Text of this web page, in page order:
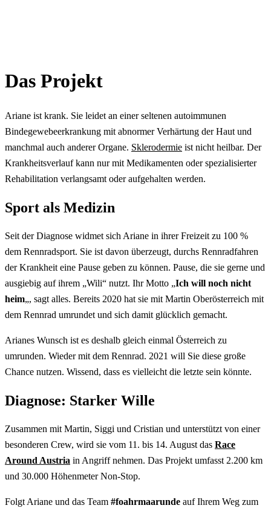
Das Projekt
Ariane ist krank. Sie leidet an einer seltenen autoimmunen
Bindegewebeerkrankung mit abnormer Verhärtung der Haut und
manchmal auch anderer Organe. Sklerodermie ist nicht heilbar. Der
Krankheitsverlauf kann nur mit Medikamenten oder spezialisierter
Rehabilitation verlangsamt oder aufgehalten werden.
Sport als Medizin
Seit der Diagnose widmet sich Ariane in ihrer Freizeit zu 100 %
dem Rennradsport. Sie ist davon überzeugt, durchs Rennradfahren
der Krankheit eine Pause geben zu können. Pause, die sie gerne und
ausgiebig auf ihrem „Wili“ nutzt. Ihr Motto „Ich will noch nicht
heim„, sagt alles. Bereits 2020 hat sie mit Martin Oberösterreich mit
dem Rennrad umrundet und sich damit glücklich gemacht.
Arianes Wunsch ist es deshalb gleich einmal Österreich zu
umrunden. Wieder mit dem Rennrad. 2021 will Sie diese große
Chance nutzen. Wissend, dass es vielleicht die letzte sein könnte.
Diagnose: Starker Wille
Zusammen mit Martin, Siggi und Cristian und unterstützt von einer
besonderen Crew, wird sie vom 11. bis 14. August das Race
Around Austria in Angriff nehmen. Das Projekt umfasst 2.200 km
und 30.000 Höhenmeter Non-Stop.
Folgt Ariane und das Team #foahrmaarunde auf Ihrem Weg zum